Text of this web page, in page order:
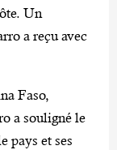
Un
a reçu avec
Faso,
a souligné le
pays et ses